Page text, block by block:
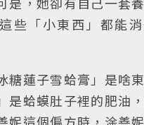
些「小東西」都能
糖蓮子雪蛤膏」是啥
是蛤蟆肚子裡的肥油